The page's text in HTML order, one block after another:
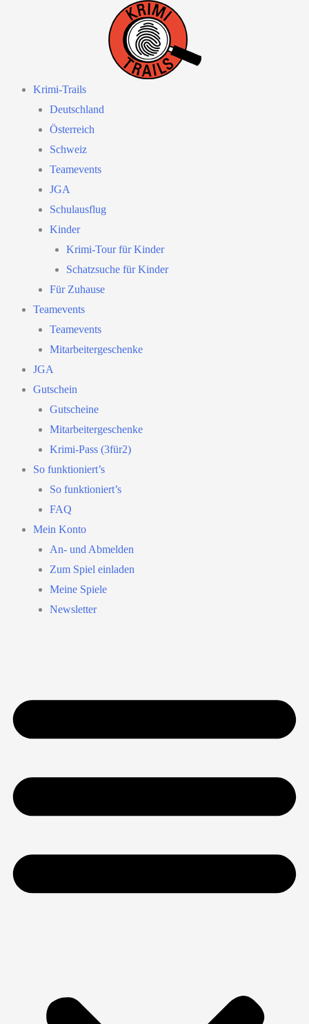
Krimi-Trails
Deutschland
Österreich
Schweiz
Teamevents
JGA
Schulausflug
Kinder
Krimi-Tour für Kinder
Schatzsuche für Kinder
Für Zuhause
Teamevents
Teamevents
Mitarbeitergeschenke
JGA
Gutschein
Gutscheine
Mitarbeitergeschenke
Krimi-Pass (3für2)
So funktioniert’s
So funktioniert’s
FAQ
Mein Konto
An- und Abmelden
Zum Spiel einladen
Meine Spiele
Newsletter